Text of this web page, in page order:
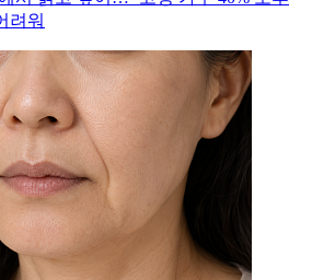
려워